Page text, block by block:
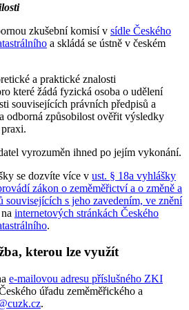
zkušební komisí v sídle Českého
a skládá se ústně v českém
a praktické znalosti
které žádá fyzická osoba o udělení
souvisejících právních předpisů a
odborná způsobilost ověřit výsledky
vyrozuměn ihned po jejím vykonání.
se dozvíte více v ust. § 18a vyhlášky
zákon o zeměměřictví a o změně a
souvisejících s jeho zavedením, ve znění
internetových stránkách Českého
.
kterou lze využít
e-mailovou adresu příslušného ZKI
úřadu zeměměřického a
.